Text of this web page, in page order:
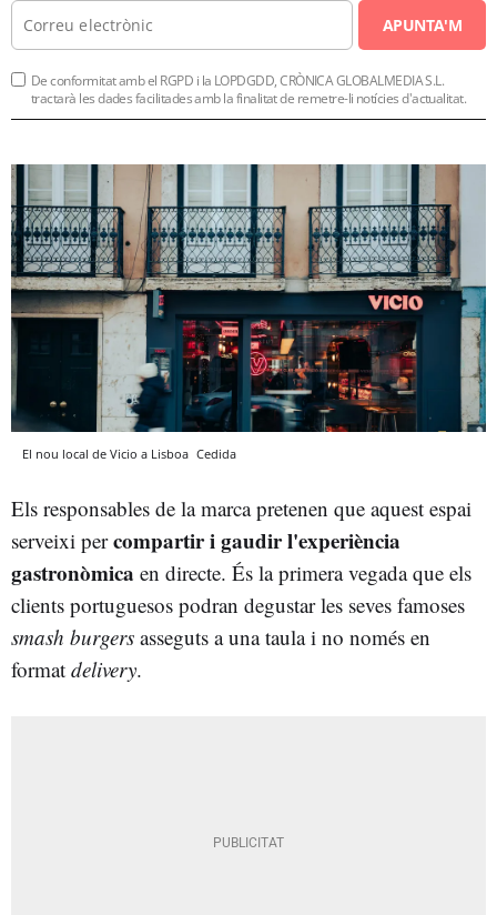
APUNTA'M
De conformitat amb el RGPD i la LOPDGDD, CRÒNICA GLOBALMEDIA S.L.
tractarà les dades facilitades amb la finalitat de remetre-li notícies d'actualitat.
El nou local de Vicio a Lisboa Cedida
Els responsables de la marca pretenen que aquest espai
serveixi percompartir i gaudir l'experiència
gastronòmica en directe. És la primera vegada que els
clients portuguesos podran degustar les seves famoses
smash burgers asseguts a una taula i no només en
format delivery.